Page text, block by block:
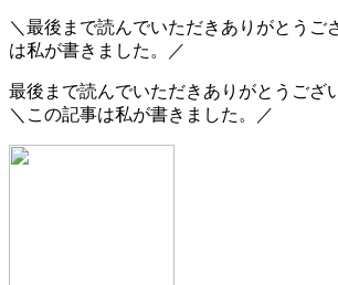
＼最後まで読んでいただきありがとうご
は私が書きました。／
最後まで読んでいただきありがとうござ
＼この記事は私が書きました。／